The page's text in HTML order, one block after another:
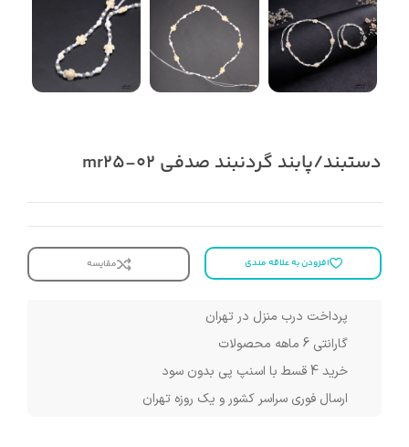
دستبند/پابند گردنبند صدفی mr25-02
افزودن به علاقه مندی مقایسه
پرداخت درب منزل در تهران
گارانتی 6 ماهه محصولات
خرید 4 قسط با اسنپ پی بدون سود
ارسال فوری سراسر کشور و یک روزه تهران